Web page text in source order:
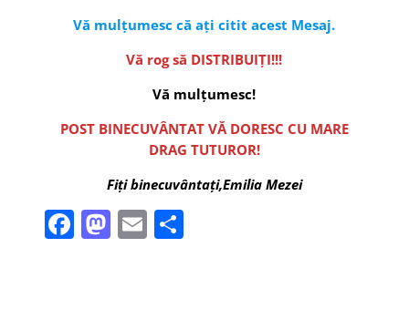
Vă mulțumesc că ați citit acest Mesaj.
Vă rog să DISTRIBUIȚI!!!
Vă mulțumesc!
POST BINECUVÂNTAT VĂ DORESC CU MARE
DRAG TUTUROR!
Fiți binecuvântați,Emilia Mezei
F M E P